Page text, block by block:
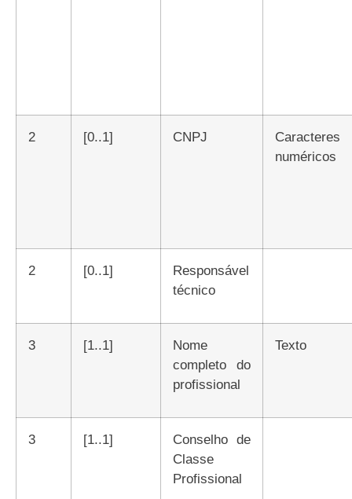
2 [0..1] CNPJ
Caracteres
numéricos
2 [0..1]
Responsável
técnico
3 [1..1]
Nome
completo do
profissional
Texto
3 [1..1]
Conselho de
Classe
Profissional